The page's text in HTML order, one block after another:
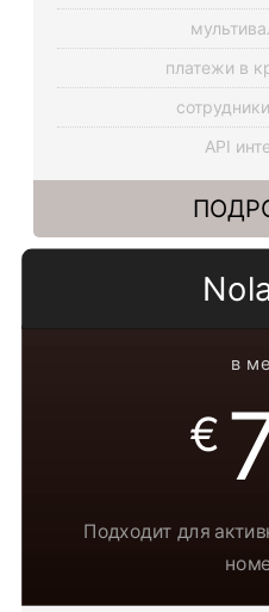
платежи в
API
в
€
Подходит для